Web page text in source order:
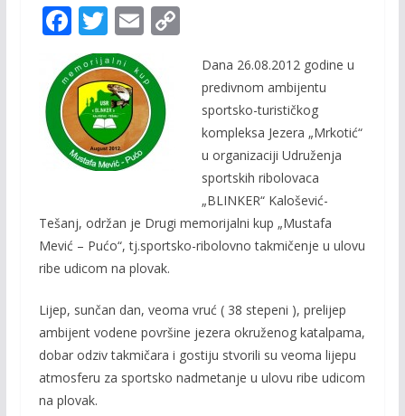
F
ac
e
b
o
o
T
w
itt
er
E
ai
l
C
Li
Dana 26.08.2012 godine u
predivnom ambijentu
sportsko-turističkog
kompleksa Jezera „Mrkotić“
u organizaciji Udruženja
sportskih ribolovaca
„BLINKER“ Kalošević-
Tešanj, održan je Drugi memorijalni kup „Mustafa
Mević – Pućo“, tj.sportsko-ribolovno takmičenje u ulovu
ribe udicom na plovak.
Lijep, sunčan dan, veoma vruć ( 38 stepeni ), prelijep
ambijent vodene površine jezera okruženog katalpama,
dobar odziv takmičara i gostiju stvorili su veoma lijepu
atmosferu za sportsko nadmetanje u ulovu ribe udicom
na plovak.